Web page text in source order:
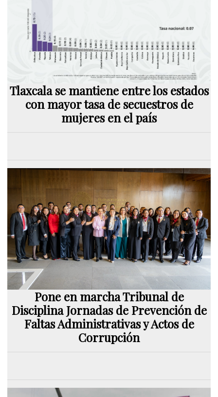
Tlaxcala se mantiene entre los estados
con mayor tasa de secuestros de
mujeres en el país
Pone en marcha Tribunal de
Disciplina Jornadas de Prevención de
Faltas Administrativas y Actos de
Corrupción